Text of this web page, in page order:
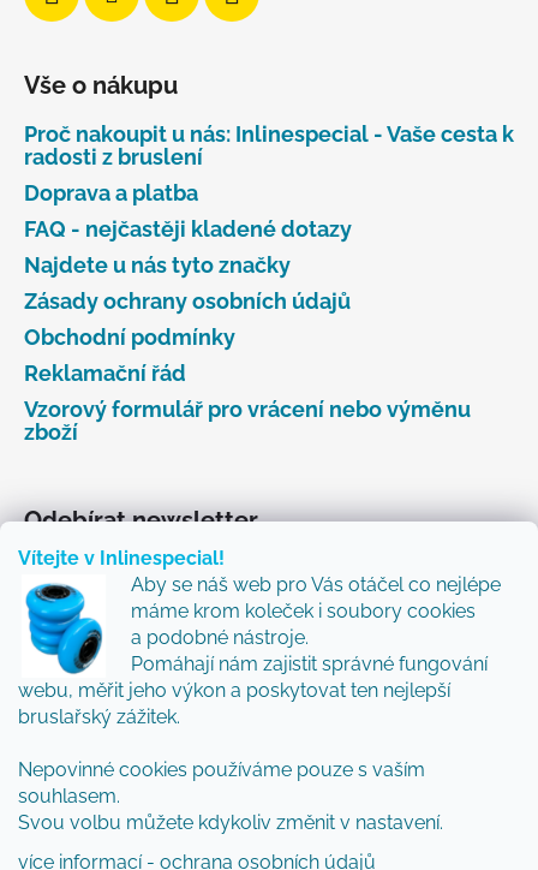
Vítejte v Inlinespecial!
Aby se náš web pro Vás otáčel co nejlépe
máme krom koleček i soubory cookies
a podobné nástroje.
Pomáhají nám zajistit správné fungování
webu, měřit jeho výkon a poskytovat ten nejlepší
bruslařský zážitek.
Nepovinné cookies používáme pouze s vaším
souhlasem.
Svou volbu můžete kdykoliv změnit v nastavení.
více informací - ochrana osobních údajů
Vše o nákupu
Proč nakoupit u nás: Inlinespecial - Vaše cesta k
radosti z bruslení
Doprava a platba
FAQ - nejčastěji kladené dotazy
Najdete u nás tyto značky
Zásady ochrany osobních údajů
Obchodní podmínky
Reklamační řád
Vzorový formulář pro vrácení nebo výměnu
zboží
Odebírat newsletter
Vložte svůj e-mail a my vám budeme zasílat informace
o nových produktech na našem e-shopu.
Přidejte se k nám a my Vám budeme zasílat ty nejlepší
novinky a tipy.
E-mail
Vložením e-mailu souhlasíte spodmínkami
ochrany osobních údajů
PŘIHLÁSIT SE